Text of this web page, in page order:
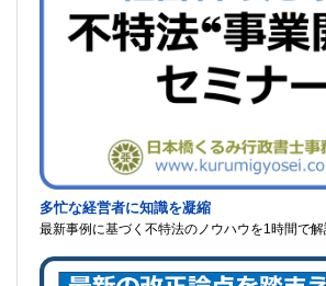
多忙な経営者に知識を凝縮
最新事例に基づく不特法のノウハウを1時間で解